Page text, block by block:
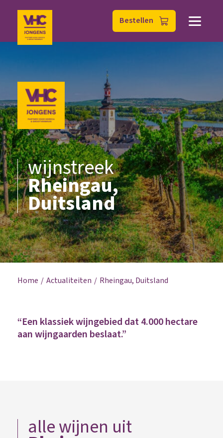
Bestellen
wijnstreek
Rheingau,
Duitsland
Home Actualiteiten Rheingau, Duitsland
“Een klassiek wijngebied dat 4.000 hectare
aan wijngaarden beslaat.”
alle wijnen uit